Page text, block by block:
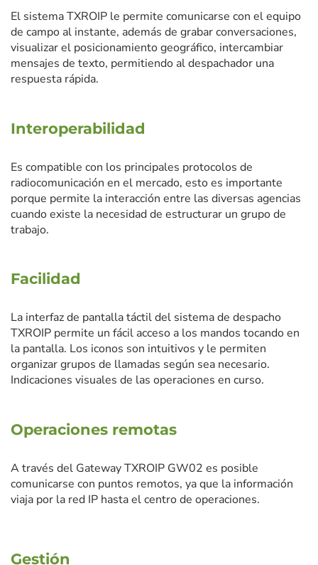
El sistema TXROIP le permite comunicarse con el equipo
de campo al instante, además de grabar conversaciones,
visualizar el posicionamiento geográfico, intercambiar
mensajes de texto, permitiendo al despachador una
respuesta rápida.
Interoperabilidad
Es compatible con los principales protocolos de
radiocomunicación en el mercado, esto es importante
porque permite la interacción entre las diversas agencias
cuando existe la necesidad de estructurar un grupo de
trabajo.
Facilidad
La interfaz de pantalla táctil del sistema de despacho
TXROIP permite un fácil acceso a los mandos tocando en
la pantalla. Los iconos son intuitivos y le permiten
organizar grupos de llamadas según sea necesario.
Indicaciones visuales de las operaciones en curso.
Operaciones remotas
A través del Gateway TXROIP GW02 es posible
comunicarse con puntos remotos, ya que la información
viaja por la red IP hasta el centro de operaciones.
Gestión